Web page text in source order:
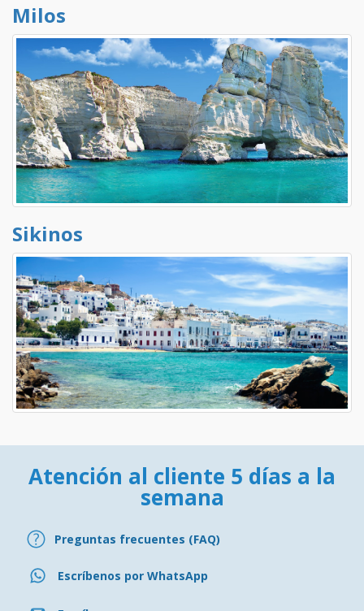
Milos
Sikinos
Atención al cliente 5 días a la
semana
Preguntas frecuentes (FAQ)
Escríbenos por WhatsApp